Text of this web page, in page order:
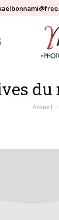
du
Vous
Accueil